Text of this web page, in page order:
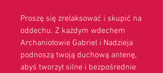
Proszę się zrelaksować i skupić na
oddechu. Z każdym wdechem
Archaniołowie Gabriel i Nadzieja
podnoszą twoją duchową antenę,
abyś tworzył silne i bezpośrednie